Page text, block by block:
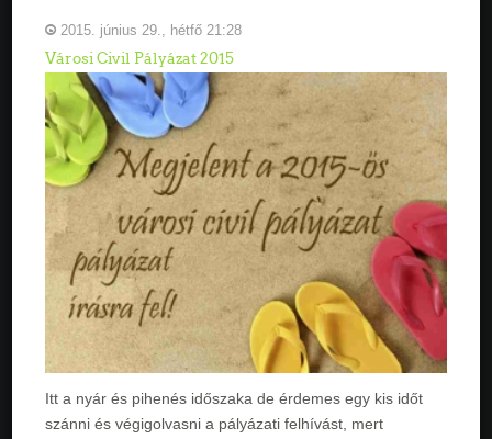
2015. június 29., hétfő 21:28
Városi Civil Pályázat 2015
Itt a nyár és pihenés időszaka de érdemes egy kis időt
szánni és végigolvasni a pályázati felhívást, mert